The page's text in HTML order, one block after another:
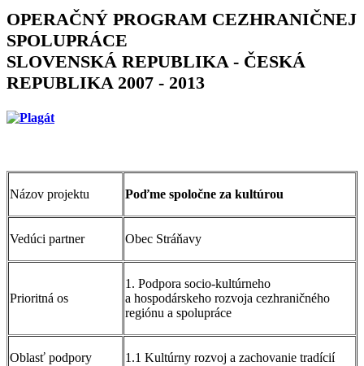
OPERAČNÝ PROGRAM CEZHRANIČNEJ
SPOLUPRÁCE
SLOVENSKÁ REPUBLIKA - ČESKÁ
REPUBLIKA 2007 - 2013
Názov projektu Poďme spoločne za kultúrou
Vedúci partner Obec Stráňavy
Prioritná os
1. Podpora socio-kultúrneho
a hospodárskeho rozvoja cezhraničného
regiónu a spolupráce
Oblasť podpory 1.1 Kultúrny rozvoj a zachovanie tradícií